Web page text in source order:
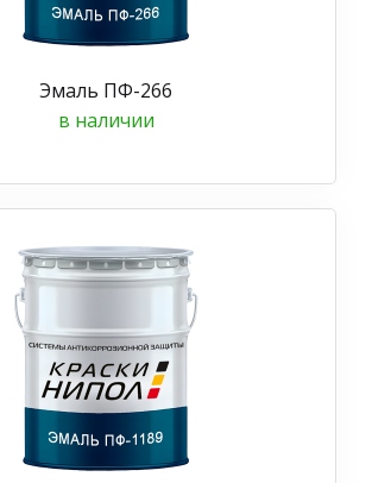
Эмаль ПФ-266
в наличии